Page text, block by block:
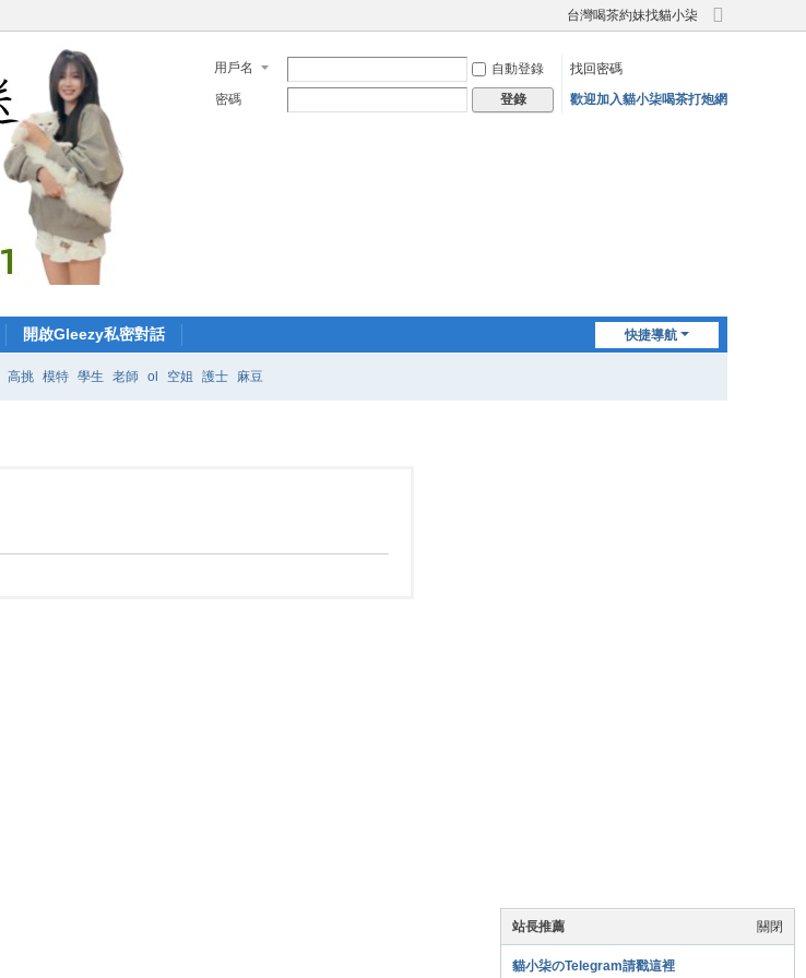
台灣喝茶約妹找貓小柒
切
寬
用戶名 自動登錄
找回密碼
密碼
登錄 歡迎加入貓小柒喝茶打炮網
快捷導航
開啟Gleezy私密對話
高挑 模特 學生 老師 ol 空姐 護士 麻豆
關閉
站長推薦
貓小柒のTelegram請戳這裡